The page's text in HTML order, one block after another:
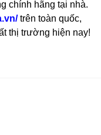
chính hãng tại nhà.
trên toàn quốc,
thị trường hiện nay!